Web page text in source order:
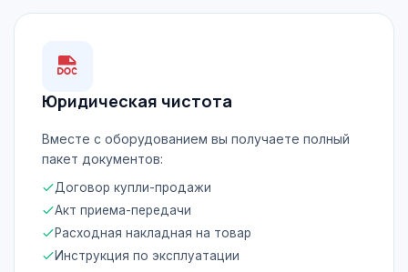
Юридическая чистота
Вместе с оборудованием вы получаете полный
пакет документов:
Договор купли-продажи
Акт приема-передачи
Расходная накладная на товар
Инструкция по эксплуатации